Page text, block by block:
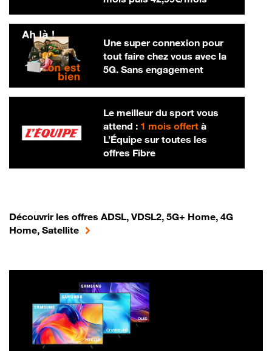
Une super connexion pour
tout faire chez vous avec la
5G. Sans engagement
Le meilleur du sport vous
attend : 1 mois offertà
L’Équipe sur toutes les
offres Fibre
Découvrir les offres ADSL, VDSL2, 5G+ Home, 4G
Home, Satellite